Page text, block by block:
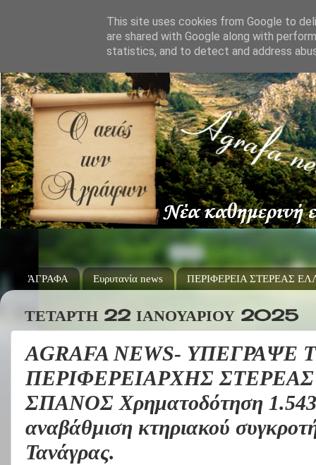
ΆΓΡΑΦΑ Ευρυτανία news ΠΕΡΙΦΕΡΕΙΑ ΣΤΕΡΕΑΣ
ΤΕΤΆΡΤΗ 22 ΙΑΝΟΥΑΡΊΟΥ 2025
AGRAFA NEWS-
ΠΕΡΙΦΕΡΕΙΑΡΧΗΣ
ΣΠΑΝΟΣ Χρηματοδότηση
αναβάθμιση κτηριακού
Τανάγρας.
This site uses cookies from Google to
are shared with Google along with
statistics, and to detect and address